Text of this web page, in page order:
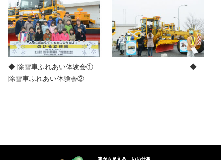
◆ 除雪車ふれあい体験会① ◆
除雪車ふれあい体験会②